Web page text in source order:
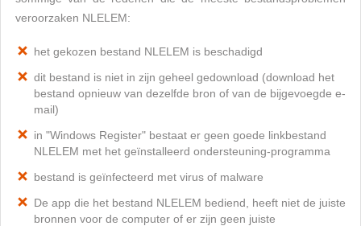
veroorzaken NLELEM:
het gekozen bestand NLELEM is beschadigd
dit bestand is niet in zijn geheel gedownload (download het
bestand opnieuw van dezelfde bron of van de bijgevoegde e-
mail)
in "Windows Register" bestaat er geen goede linkbestand
NLELEM met het geïnstalleerd ondersteuning-programma
bestand is geïnfecteerd met virus of malware
De app die het bestand NLELEM bediend, heeft niet de juiste
bronnen voor de computer of er zijn geen juiste